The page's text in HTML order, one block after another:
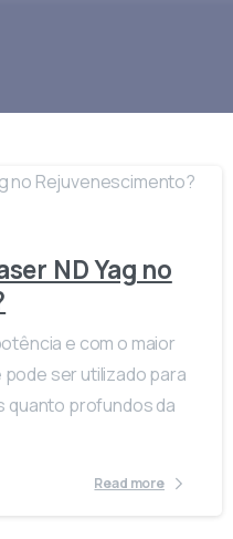
ND Yag no
e com o maior
ser utilizado para
profundos da
Read more